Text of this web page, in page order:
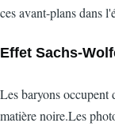
ces avant-plans dans
Effet Sachs-
Les baryons occupent
matière noire.Les